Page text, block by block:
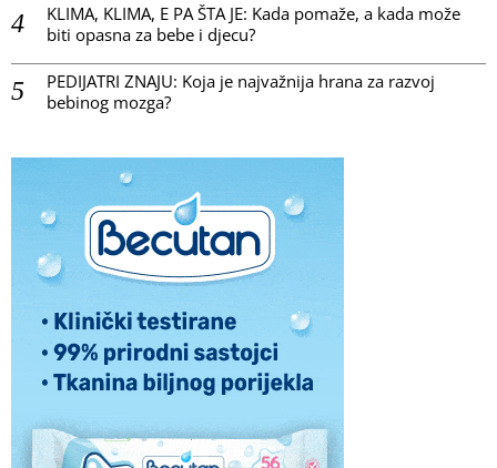
KLIMA, KLIMA, E PA ŠTA JE: Kada pomaže, a kada može
biti opasna za bebe i djecu?
PEDIJATRI ZNAJU: Koja je najvažnija hrana za razvoj
bebinog mozga?